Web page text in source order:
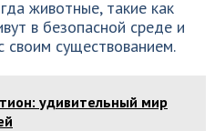
животные, такие как
в безопасной среде и
существованием.
удивительный мир